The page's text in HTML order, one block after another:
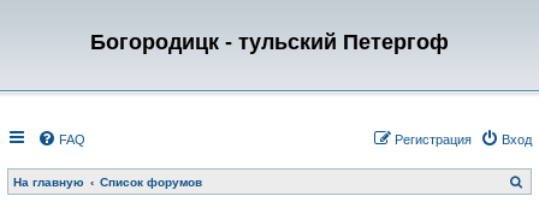
Богородицк - тульский Петергоф
FAQ Вход
Регистрация
На главную Список форумов
о